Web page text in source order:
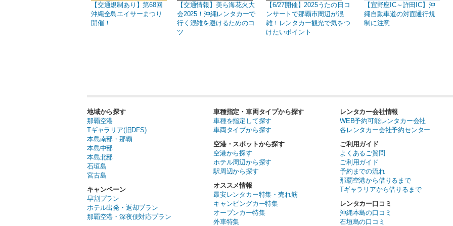
【交通規制あり】第68回
沖縄全島エイサーまつり
開催！
【交通情報】美ら海花火大
会2025！沖縄レンタカーで
行く混雑を避けるためのコ
ツ
【6/27開催】2025うたの日コ
ンサートで那覇市周辺が混
雑！レンタカー観光で気をつ
けたいポイント
【宜野座IC～許田IC】沖
縄自動車道の対面通行規
制に注意
地域から探す
那覇空港
Tギャラリア(旧DFS)
本島南部・那覇
本島中部
本島北部
石垣島
宮古島
キャンペーン
早割プラン
ホテル出発・返却プラン
那覇空港・深夜便対応プラン
車種指定・車両タイプから探す
車種を指定して探す
車両タイプから探す
空港・スポットから探す
空港から探す
ホテル周辺から探す
駅周辺から探す
オススメ情報
最安レンタカー特集・売れ筋
キャンピングカー特集
オープンカー特集
外車特集
レンタカー会社情報
WEB予約可能レンタカー会社
各レンタカー会社予約センター
ご利用ガイド
よくあるご質問
ご利用ガイド
予約までの流れ
那覇空港から借りるまで
Tギャラリアから借りるまで
レンタカー口コミ
沖縄本島の口コミ
石垣島の口コミ